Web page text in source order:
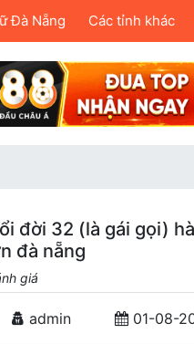
Đà Nẵng Các tỉnh khác
đời 32 (là gái gọi)
đà nẵng
giá
admin 01-08-